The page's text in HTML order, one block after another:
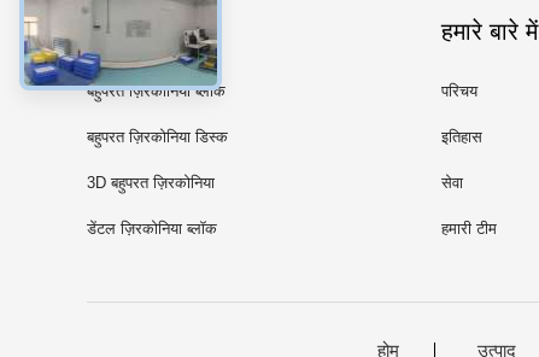
श्रेणियाँ
बहुपरत ज़िरकोनिया ब्लॉक
बहुपरत ज़िरकोनिया डिस्क
3D बहुपरत ज़िरकोनिया
डेंटल ज़िरकोनिया ब्लॉक
हमारे बारे में
परिचय
इतिहास
सेवा
हमारी टीम
होम उत्पाद